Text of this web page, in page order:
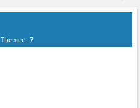
Themen:7